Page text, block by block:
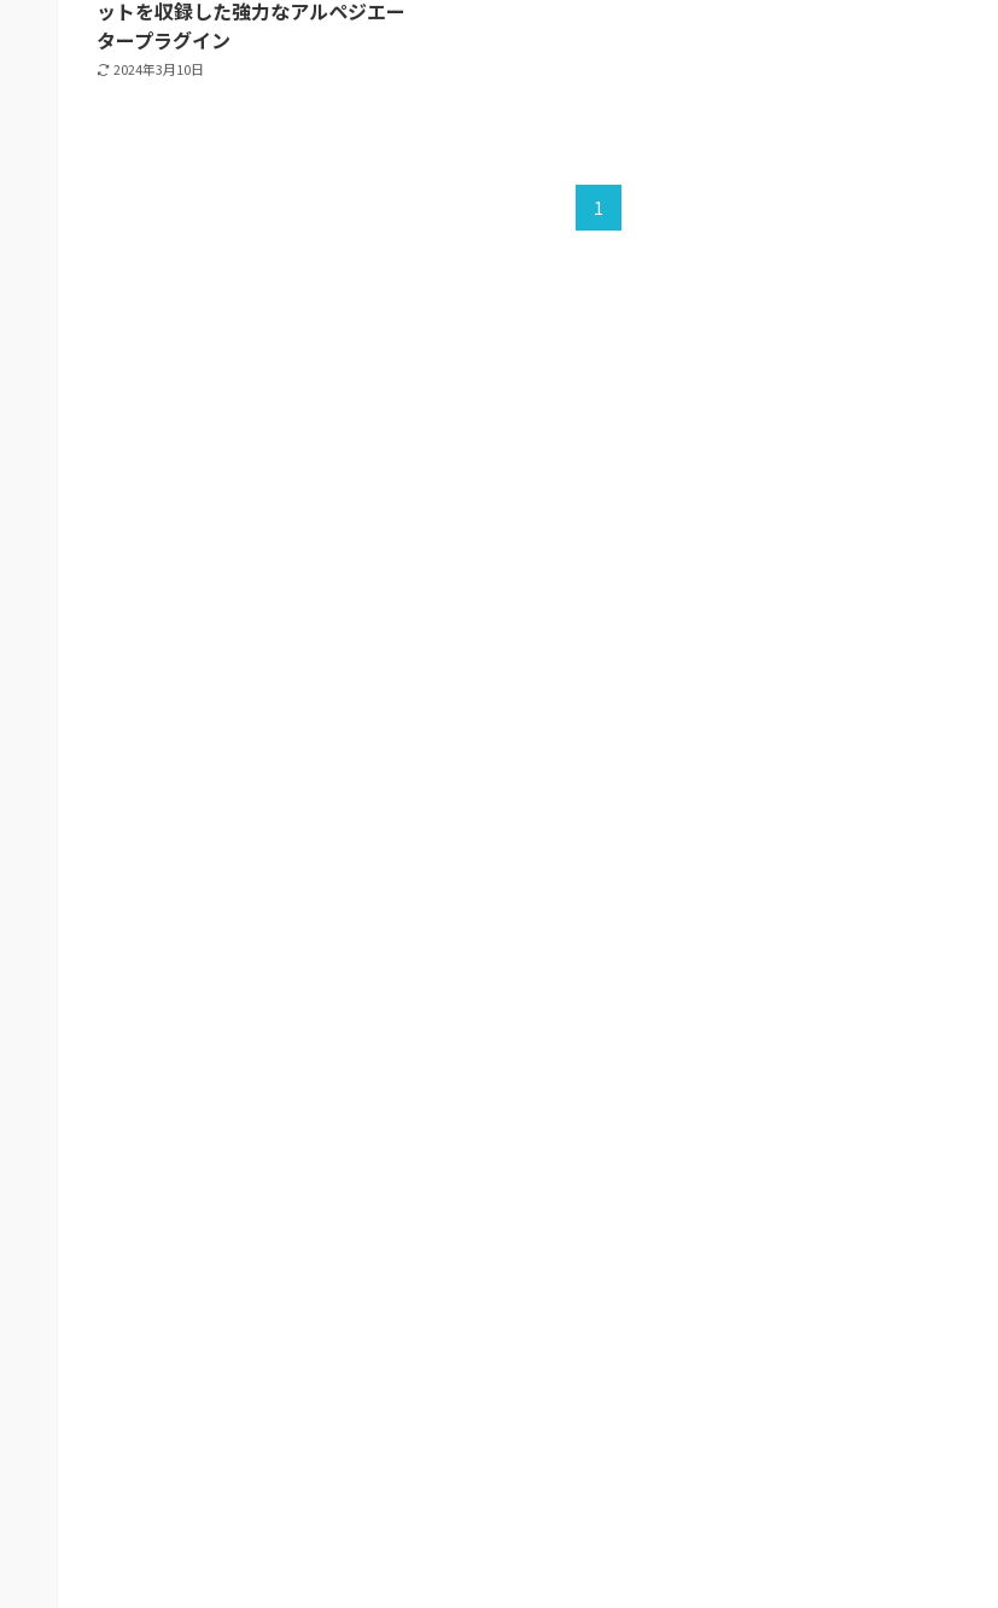
ットを収録した強力なアルペジエー
タープラグイン
2024年3月10日
1